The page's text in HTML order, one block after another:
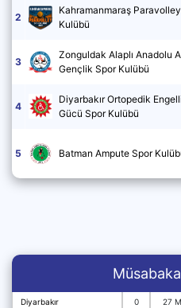
2
Kahramanmaraş
Kulübü
3
Zonguldak Alaplı Anadolu
Gençlik Spor Kulübü
4
Diyarbakır Ortopedik
Gücü Spor Kulübü
5 Batman Ampute Spor
Diyarbakır
0
27